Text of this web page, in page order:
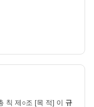
칙 제○조 [목 적] 이 규